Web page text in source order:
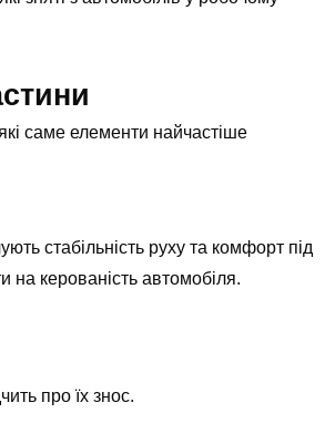
саме елементи найчастіше
стабільність руху та комфорт під
на керованість автомобіля.
про їх знос.